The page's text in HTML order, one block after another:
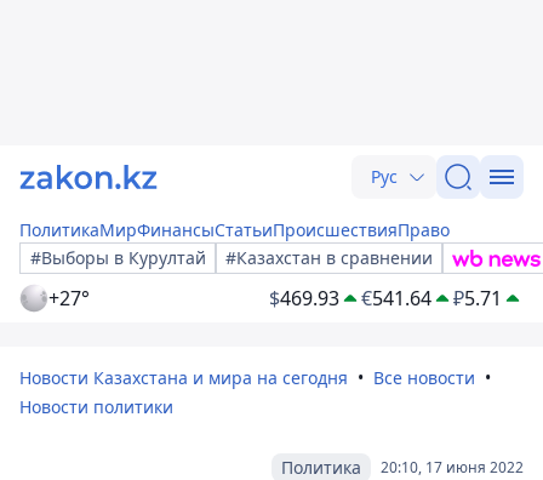
Рус
ПолитикаМирФинансыСтатьиПроисшествияПраво
#Выборы в Курултай
#Казахстан в сравнении
+27° $469.93 €541.64 ₽5.71
Новости Казахстана и мира на сегодня
Все новости
Новости политики
20:10, 17 июня 2022
Политика